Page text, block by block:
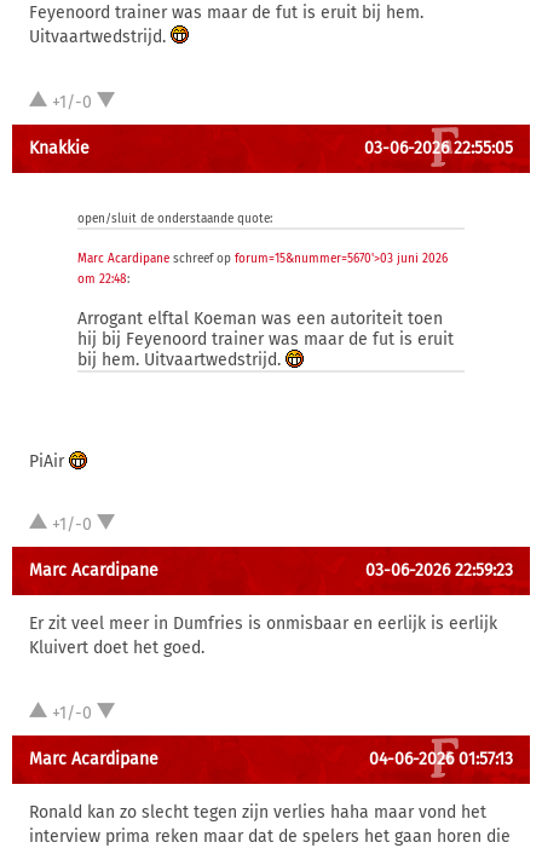
Feyenoord trainer was maar de fut is eruit bij hem.
Uitvaartwedstrijd.
+1/-0
Knakkie 03-06-2026 22:55:05
open/sluit de onderstaande quote:
Marc Acardipane schreef op forum=15&nummer=5670'>03 juni 2026
om 22:48:
Arrogant elftal Koeman was een autoriteit toen
hij bij Feyenoord trainer was maar de fut is eruit
bij hem. Uitvaartwedstrijd.
PiAir
+1/-0
Marc Acardipane 03-06-2026 22:59:23
Er zit veel meer in Dumfries is onmisbaar en eerlijk is eerlijk
Kluivert doet het goed.
+1/-0
Marc Acardipane 04-06-2026 01:57:13
Ronald kan zo slecht tegen zijn verlies haha maar vond het
interview prima reken maar dat de spelers het gaan horen die